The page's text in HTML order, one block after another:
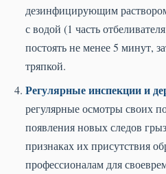
дезинфицирующим
с водой (1 часть
постоять не менее 5 минут,
тряпкой.
Регулярные инспекции и
регулярные осмотры своих
появления новых следов
признаках их присутствия
профессионалам для